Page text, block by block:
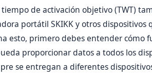
de activación objetivo (TWT)
portátil SKIKK y otros dispositivos
esto, primero debes entender cómo
proporcionar datos a todos los
se entregan a diferentes